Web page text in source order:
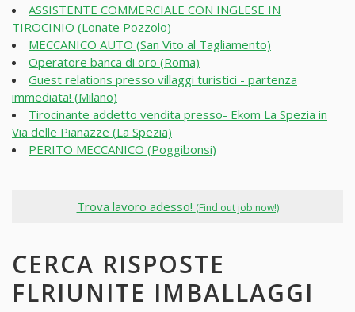
ASSISTENTE COMMERCIALE CON INGLESE IN
TIROCINIO (Lonate Pozzolo)
MECCANICO AUTO (San Vito al Tagliamento)
Operatore banca di oro (Roma)
Guest relations presso villaggi turistici - partenza
immediata! (Milano)
Tirocinante addetto vendita presso- Ekom La Spezia in
Via delle Pianazze (La Spezia)
PERITO MECCANICO (Poggibonsi)
Trova lavoro adesso! (Find out job now!)
CERCA RISPOSTE
FLRIUNITE IMBALLAGGI